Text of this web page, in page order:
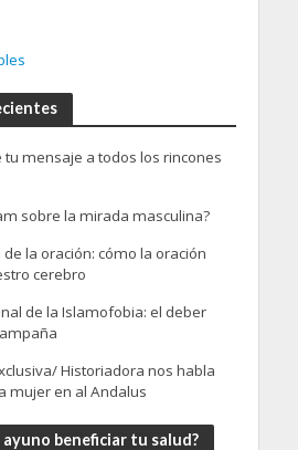
tu mensaje a todos los rincones
sobre la mirada masculina?
la oración: cómo la oración
cerebro
de la Islamofobia: el deber
Historiadora nos habla
mujer en al Andalus
ayuno beneficiar tu salud?